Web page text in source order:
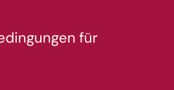
für